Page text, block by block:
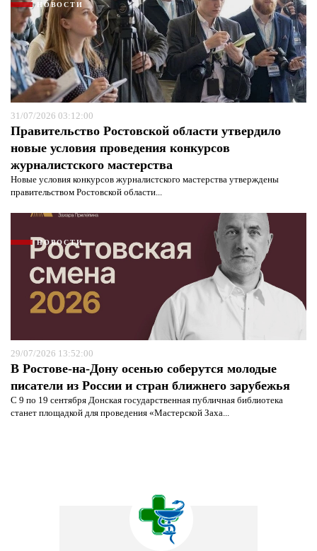
НОВОСТИ
31/07/2026 03:12:00
Правительство Ростовской области утвердило
новые условия проведения конкурсов
журналистского мастерства
Новые условия конкурсов журналистского мастерства утверждены
правительством Ростовской области...
НОВОСТИ
29/07/2026 13:52:00
В Ростове-на-Дону осенью соберутся молодые
писатели из России и стран ближнего зарубежья
С 9 по 19 сентября Донская государственная публичная библиотека
станет площадкой для проведения «Мастерской Заха...